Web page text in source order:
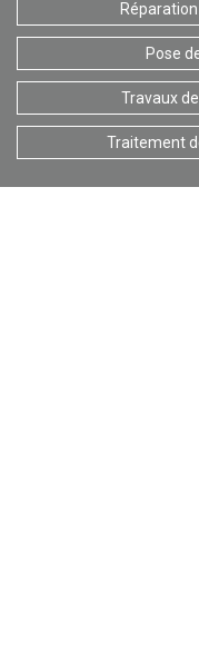
Pose
Travaux
Traitement